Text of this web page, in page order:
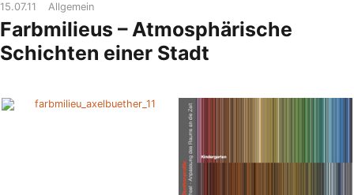
Kunst & Kultur
Vorträge & Publikationen
Institut
Kontakt
15.07.11 Allgemein
Farbmilieus – Atmosphärische
Schichten einer Stadt